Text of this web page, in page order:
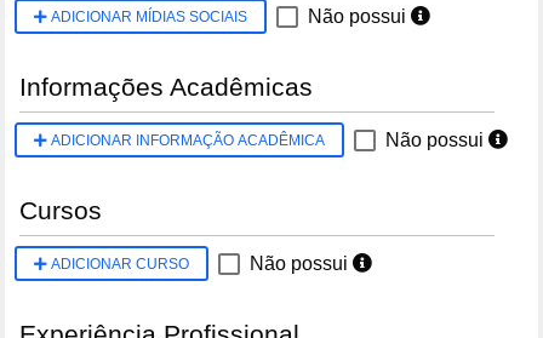
ADICIONAR MÍDIAS SOCIAIS Não possui
Informações Acadêmicas
ADICIONAR INFORMAÇÃO ACADÊMICA Não possui
Cursos
ADICIONAR CURSO Não possui